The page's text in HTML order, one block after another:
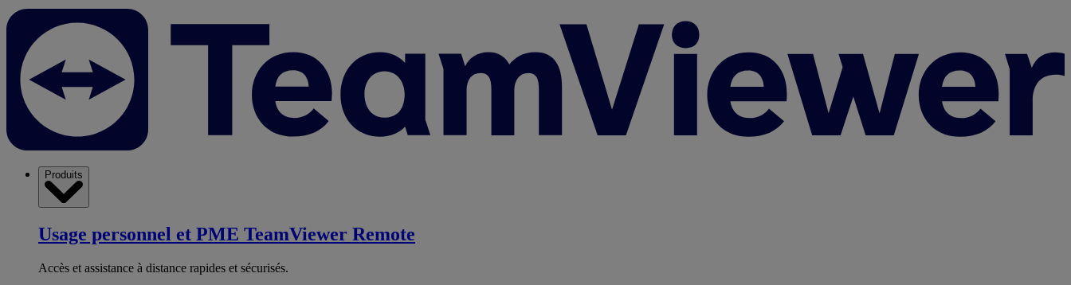
Produits
Usage personnel et PME TeamViewer Remote
Accès et assistance à distance rapides et sécurisés.